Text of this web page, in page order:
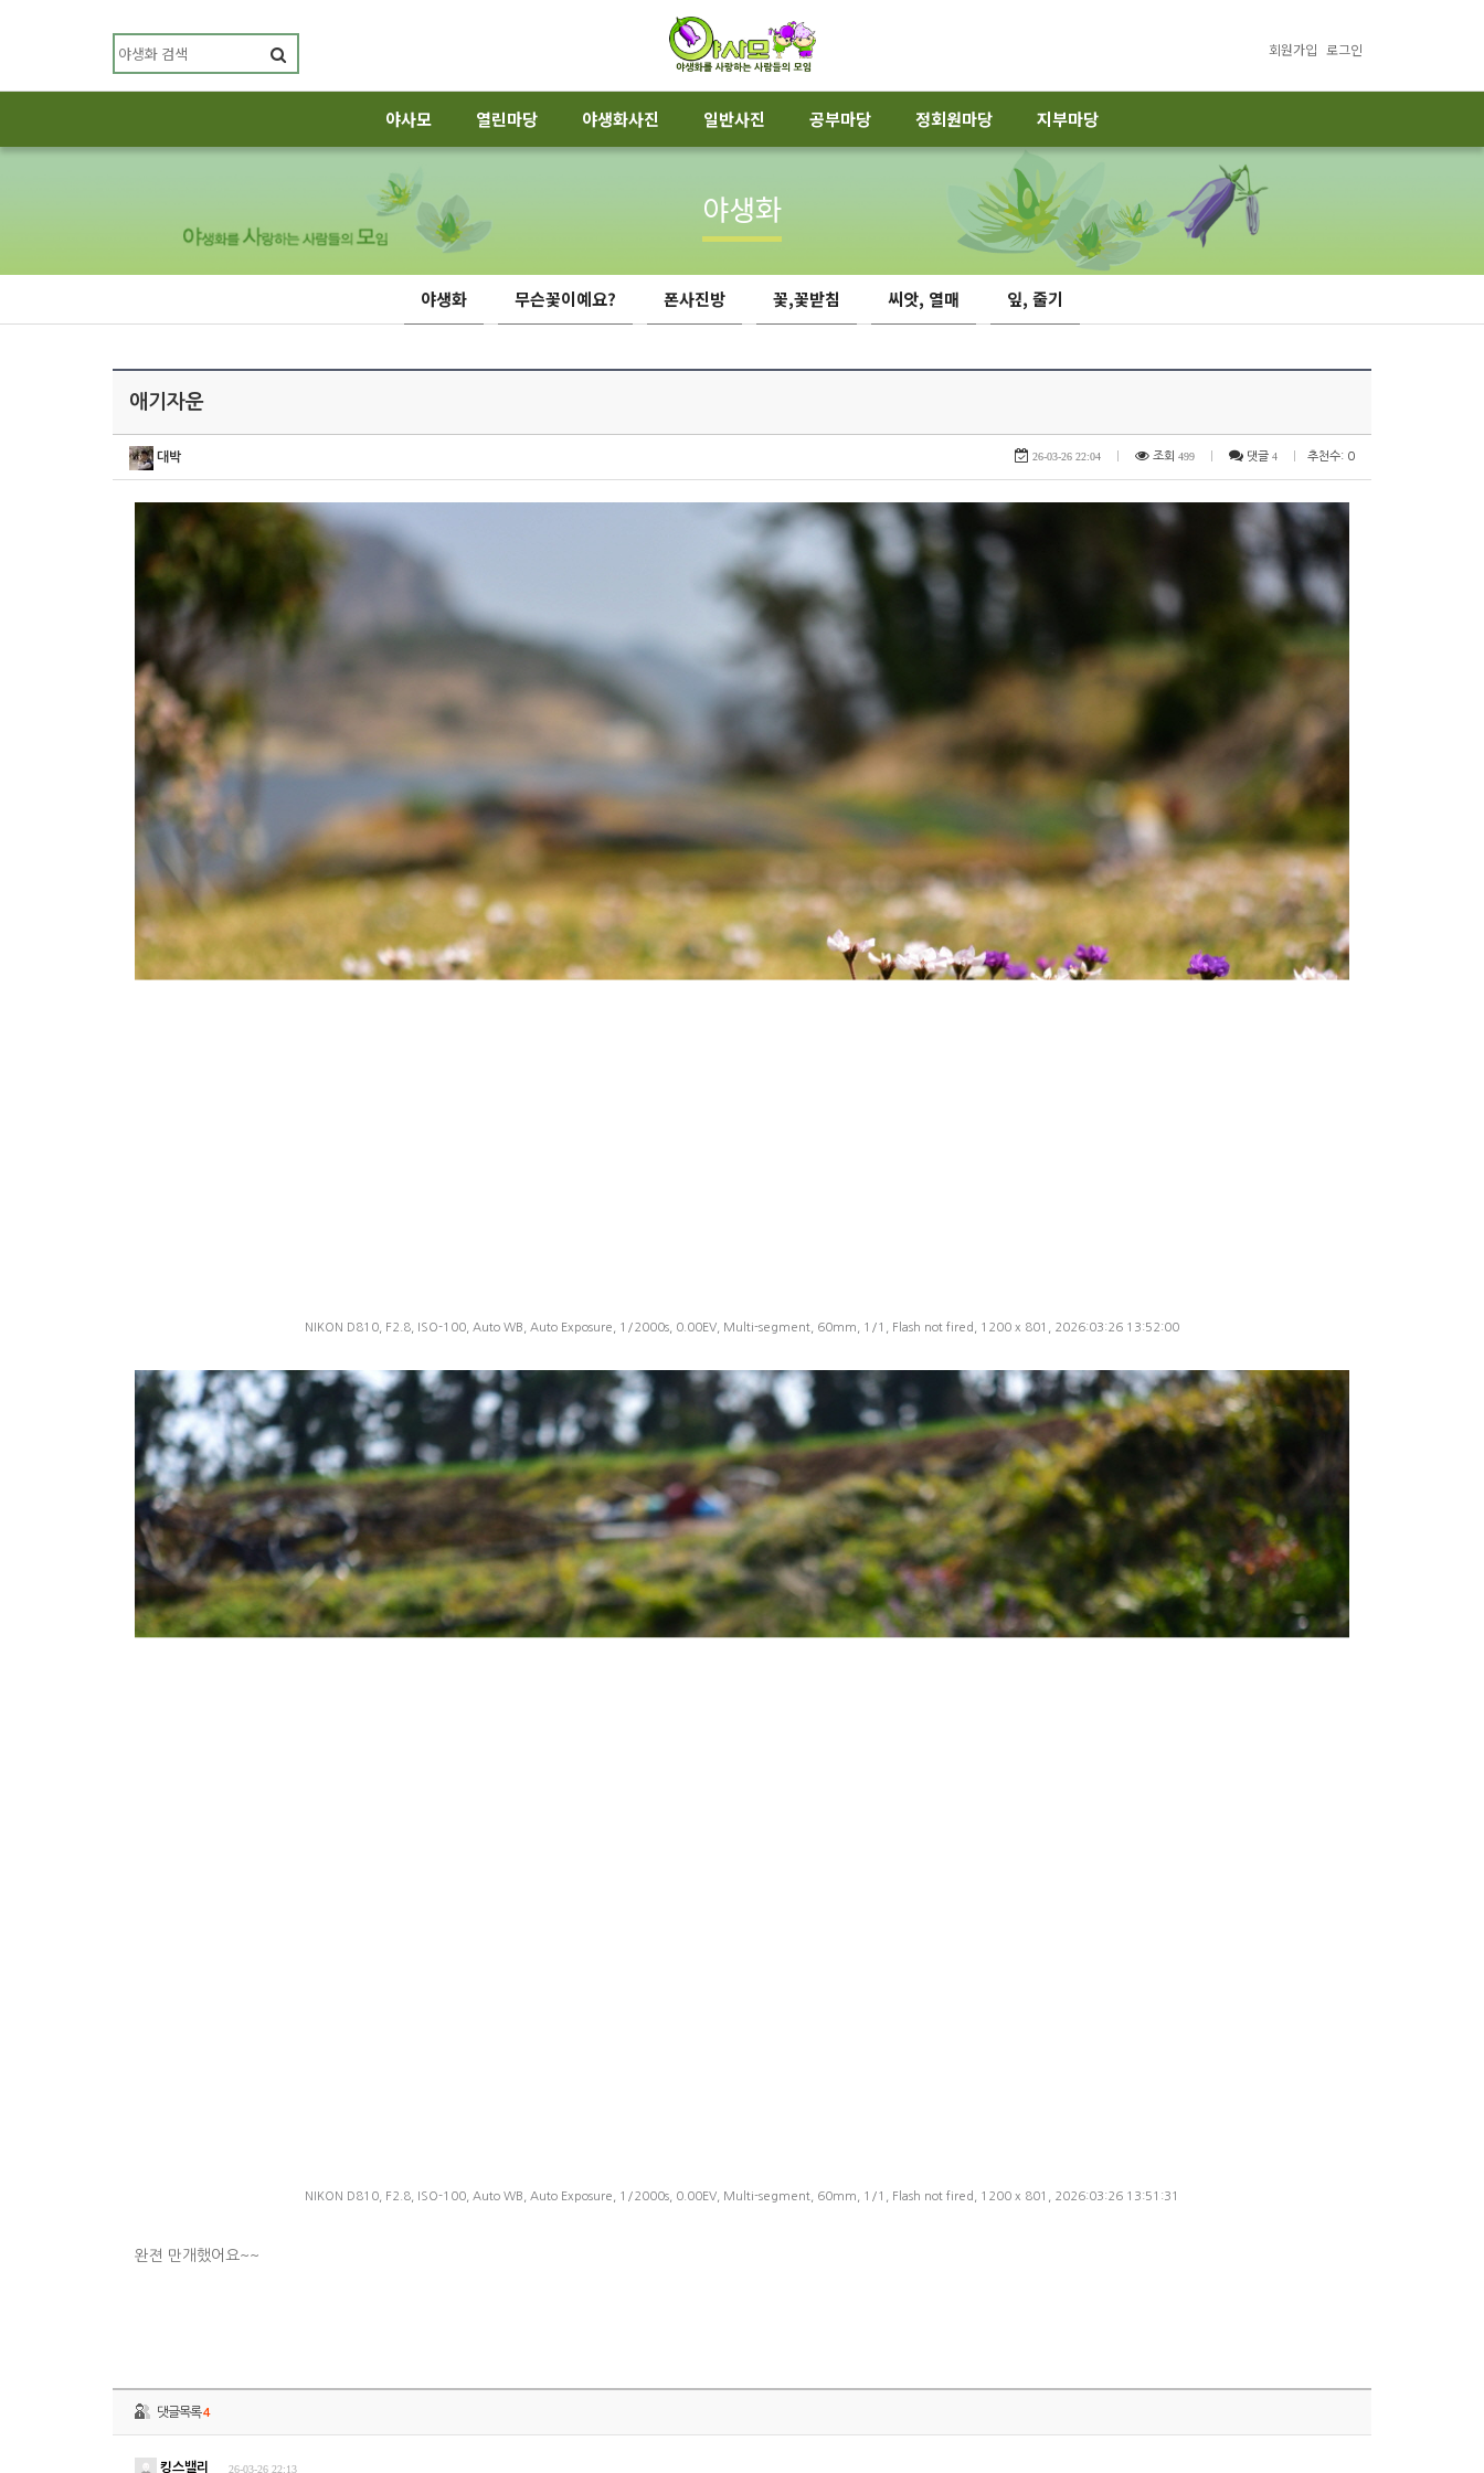
회원가입 로그인
야사모 열린마당 야생화사진 일반사진 공부마당 정회원마당 지부마당
야생화
야생화 무슨꽃이예요? 폰사진방 꽃,꽃받침 씨앗, 열매 잎, 줄기
애기자운
대박 26-03-26 22:04 조회 499 댓글 4 추천수: 0
NIKON D810, F2.8, ISO-100, Auto WB, Auto Exposure, 1/2000s, 0.00EV, Multi-segment, 60mm, 1/1, Flash not fired, 1200 x 801, 2026:03:26 13:52:00
NIKON D810, F2.8, ISO-100, Auto WB, Auto Exposure, 1/2000s, 0.00EV, Multi-segment, 60mm, 1/1, Flash not fired, 1200 x 801, 2026:03:26 13:51:31
완젼 만개했어요~~
댓글목록4
킹스밸리 26-03-26 22:13